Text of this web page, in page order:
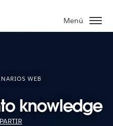
Menú
WEB
knowledge